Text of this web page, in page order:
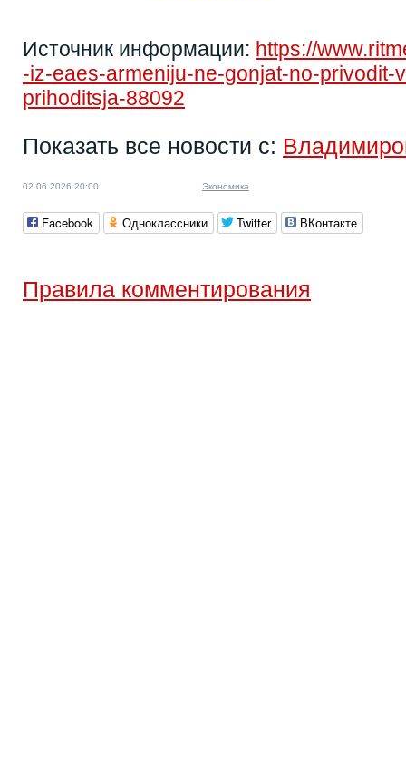
Источник информации: https://
-iz-eaes-armeniju-ne-gonjat-no-privodit-
prihoditsja-88092
Показать все новости с:
02.06.2026 20:00 Экономика
Facebook Одноклассники Twitter ВКонтакте
Правила комментирования